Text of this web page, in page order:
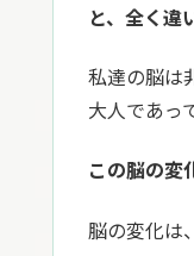
と、全く違
私達の脳は
大人であっ
この脳の変
脳の変化は